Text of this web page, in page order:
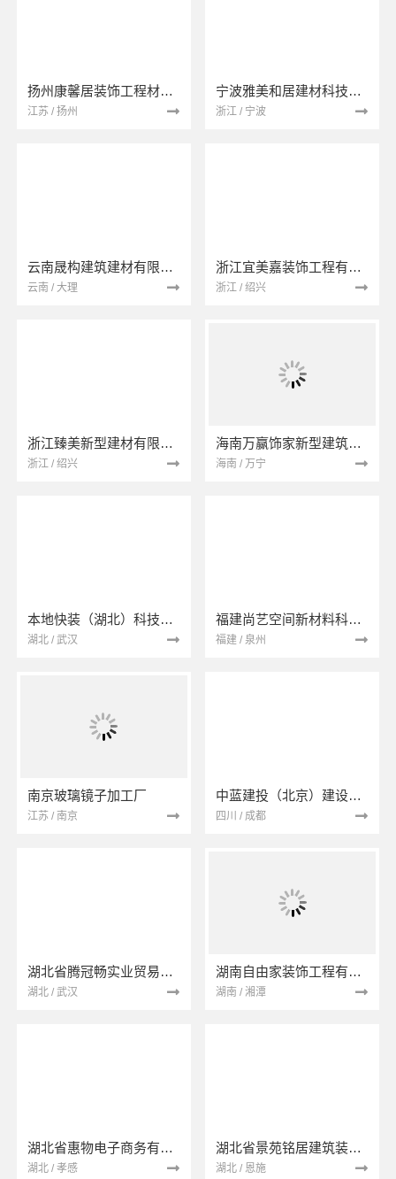
扬州康馨居装饰工程材料有限公司
江苏 / 扬州
宁波雅美和居建材科技有限公司
浙江 / 宁波
云南晟构建筑建材有限公司
云南 / 大理
浙江宜美嘉装饰工程有限公司
浙江 / 绍兴
浙江臻美新型建材有限公司
浙江 / 绍兴
海南万赢饰家新型建筑材料有限公司
海南 / 万宁
本地快装（湖北）科技有限公司
湖北 / 武汉
福建尚艺空间新材料科技有限公司
福建 / 泉州
南京玻璃镜子加工厂
江苏 / 南京
中蓝建投（北京）建设有限公司四川第一分公司
四川 / 成都
湖北省腾冠畅实业贸易有限公司
湖北 / 武汉
湖南自由家装饰工程有限公司
湖南 / 湘潭
湖北省惠物电子商务有限公司
湖北 / 孝感
湖北省景苑铭居建筑装饰有限公司
湖北 / 恩施